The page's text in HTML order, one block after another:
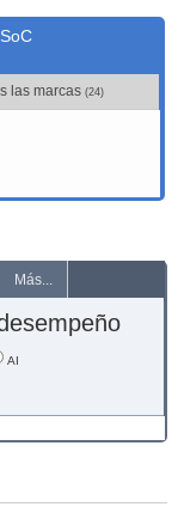
las marcas (24)
Más...
AI